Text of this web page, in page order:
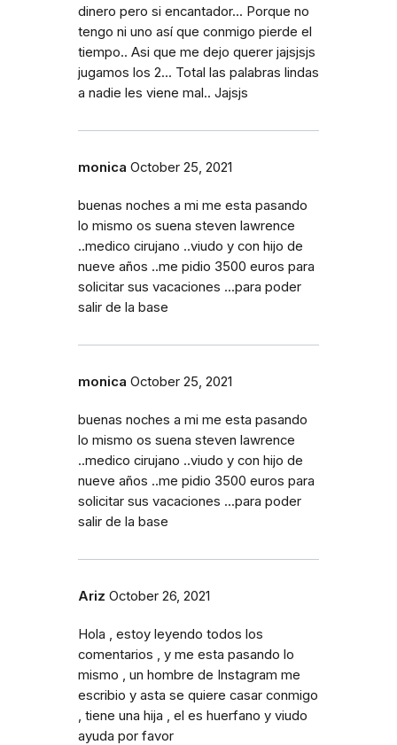
dinero pero si encantador... Porque no
tengo ni uno así que conmigo pierde el
tiempo.. Asi que me dejo querer jajsjsjs
jugamos los 2... Total las palabras lindas
a nadie les viene mal.. Jajsjs
monica October 25, 2021
buenas noches a mi me esta pasando
lo mismo os suena steven lawrence
..medico cirujano ..viudo y con hijo de
nueve años ..me pidio 3500 euros para
solicitar sus vacaciones ...para poder
salir de la base
monica October 25, 2021
buenas noches a mi me esta pasando
lo mismo os suena steven lawrence
..medico cirujano ..viudo y con hijo de
nueve años ..me pidio 3500 euros para
solicitar sus vacaciones ...para poder
salir de la base
Ariz October 26, 2021
Hola , estoy leyendo todos los
comentarios , y me esta pasando lo
mismo , un hombre de Instagram me
escribio y asta se quiere casar conmigo
, tiene una hija , el es huerfano y viudo
ayuda por favor